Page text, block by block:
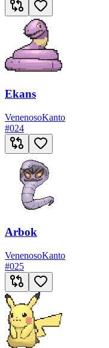
Ekans
VenenosoKanto
#024
Arbok
VenenosoKanto
#025